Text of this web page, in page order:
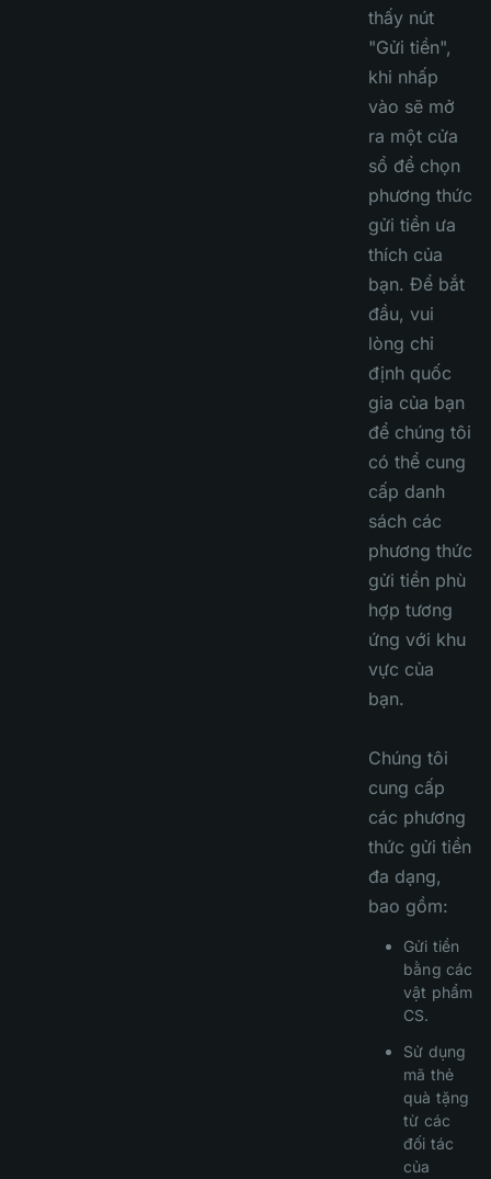
thấy nút
"Gửi tiền",
khi nhấp
vào sẽ mở
ra một cửa
sổ để chọn
phương thức
gửi tiền ưa
thích của
bạn. Để bắt
đầu, vui
lòng chỉ
định quốc
gia của bạn
để chúng tôi
có thể cung
cấp danh
sách các
phương thức
gửi tiền phù
hợp tương
ứng với khu
vực của
bạn.
Chúng tôi
cung cấp
các phương
thức gửi tiền
đa dạng,
bao gồm:
Gửi tiền
bằng các
vật phẩm
CS.
Sử dụng
mã thẻ
quà tặng
từ các
đối tác
của